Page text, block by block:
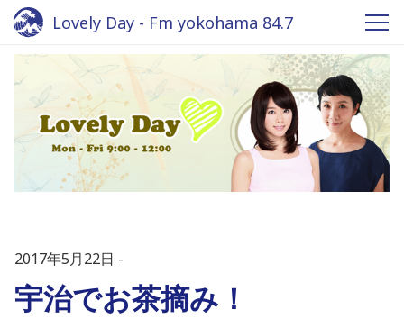
Lovely Day - Fm yokohama 84.7
2017年5月22日
宇治でお茶摘み！